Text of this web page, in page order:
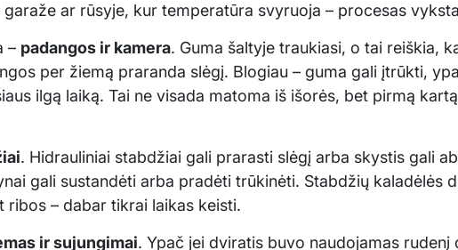
garaže ar rūsyje, kur temperatūra svyruoja – procesas
– padangos ir kamera. Guma šaltyje traukiasi, o tai reiškia,
per žiemą praranda slėgį. Blogiau – guma gali įtrūkti,
ilgą laiką. Tai ne visada matoma iš išorės, bet pirmą
. Hidrauliniai stabdžiai gali prarasti slėgį arba skystis gali
gali sustandėti arba pradėti trūkinėti. Stabdžių kaladėlės
ribos – dabar tikrai laikas keisti.
ir sujungimai. Ypač jei dviratis buvo naudojamas